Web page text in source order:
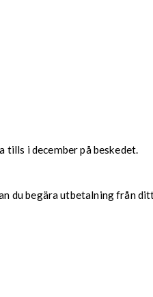
tills i december på beskedet.
du begära utbetalning från